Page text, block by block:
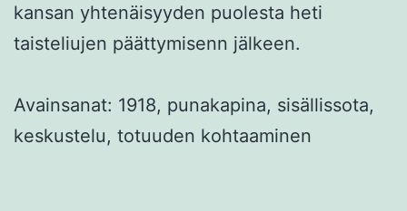
kansan yhtenäisyyden puolesta heti
taisteliujen päättymisenn jälkeen.
Avainsanat: 1918, punakapina, sisällissota,
keskustelu, totuuden kohtaaminen